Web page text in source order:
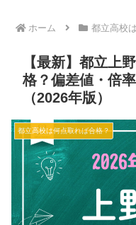
ホーム 都立高校
【最新】都立上
格？偏差値・倍
（2026年版）
都立高校は何点取れば合格？